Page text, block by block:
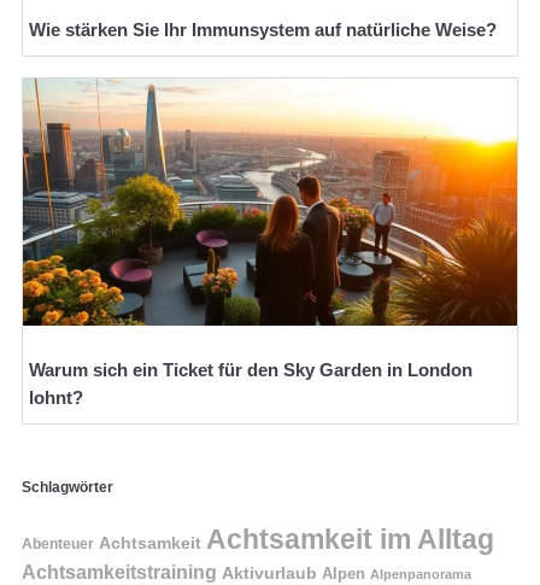
Wie stärken Sie Ihr Immunsystem auf natürliche Weise?
Warum sich ein Ticket für den Sky Garden in London
lohnt?
Schlagwörter
Abenteuer Achtsamkeit Achtsamkeit im Alltag
Achtsamkeitstraining Aktivurlaub Alpen Alpenpanorama